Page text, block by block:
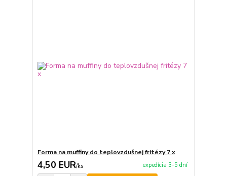
Forma na muffiny do teplovzdušnej fritézy 7 x
4,50 EUR/ks expedícia 3-5 dní